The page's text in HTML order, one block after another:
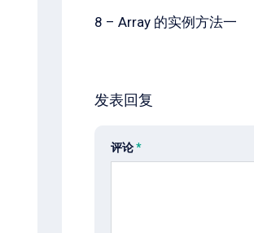
8 – Array 的实例方法一
发表回复
评论*